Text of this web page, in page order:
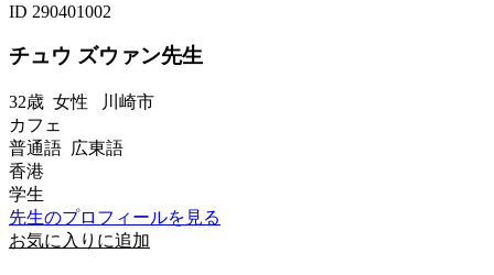
ID 290401002
チュウ ズウァン先生
32歳 女性 川崎市
カフェ
普通語 広東語
香港
学生
先生のプロフィールを見る
お気に入りに追加